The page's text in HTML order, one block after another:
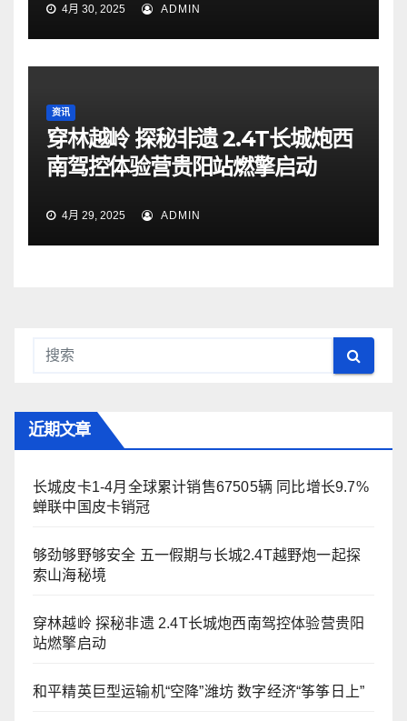
4月 30, 2025 ADMIN
资讯
穿林越岭 探秘非遗 2.4T长城炮西
南驾控体验营贵阳站燃擎启动
4月 29, 2025 ADMIN
近期文章
长城皮卡1-4月全球累计销售67505辆 同比增长9.7%
蝉联中国皮卡销冠
够劲够野够安全 五一假期与长城2.4T越野炮一起探
索山海秘境
穿林越岭 探秘非遗 2.4T长城炮西南驾控体验营贵阳
站燃擎启动
和平精英巨型运输机“空降”潍坊 数字经济“筝筝日上”